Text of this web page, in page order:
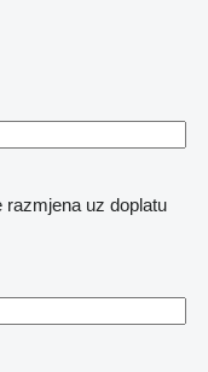
razmjena uz doplatu